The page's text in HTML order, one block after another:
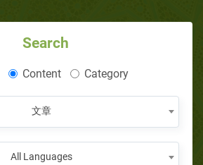
Search
Content Category
文章
All Languages